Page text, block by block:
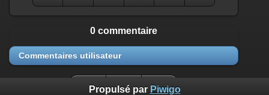
0 commentaire
Commentaires utilisateur
Propulsé par Piwigo